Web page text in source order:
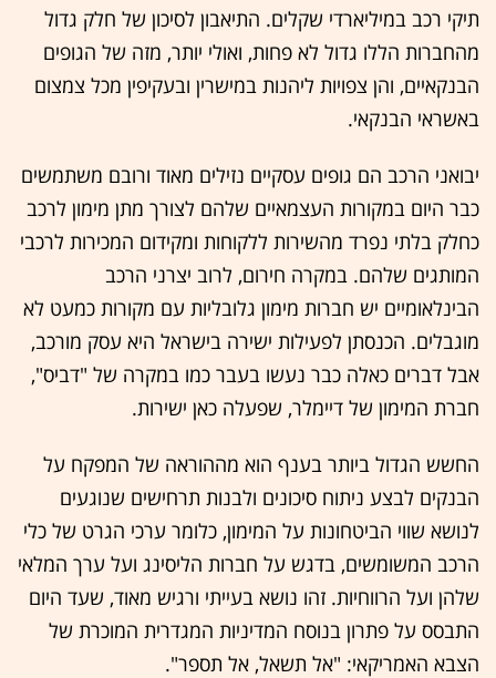
תיקי רכב במיליארדי שקלים. התיאבון לסיכון של חלק גדול
מהחברות הללו גדול לא פחות, ואולי יותר, מזה של הגופים
הבנקאיים, והן צפויות ליהנות במישרין ובעקיפין מכל צמצום
באשראי הבנקאי.
יבואני הרכב הם גופים עסקיים נזילים מאוד ורובם משתמשים
כבר היום במקורות העצמאיים שלהם לצורך מתן מימון לרכב
כחלק בלתי נפרד מהשירות ללקוחות ומקידום המכירות לרכבי
המותגים שלהם. במקרה חירום, לרוב יצרני הרכב
הבינלאומיים יש חברות מימון גלובליות עם מקורות כמעט לא
מוגבלים. הכנסתן לפעילות ישירה בישראל היא עסק מורכב,
אבל דברים כאלה כבר נעשו בעבר כמו במקרה של "דביס",
חברת המימון של דיימלר, שפעלה כאן ישירות.
החשש הגדול ביותר בענף הוא מההוראה של המפקח על
הבנקים לבצע ניתוח סיכונים ולבנות תרחישים שנוגעים
לנושא שווי הביטחונות על המימון, כלומר ערכי הגרט של כלי
הרכב המשומשים, בדגש על חברות הליסינג ועל ערך המלאי
שלהן ועל הרווחיות. זהו נושא בעייתי ורגיש מאוד, שעד היום
התבסס על פתרון בנוסח המדיניות המגדרית המוכרת של
הצבא האמריקאי: "אל תשאל, אל תספר".